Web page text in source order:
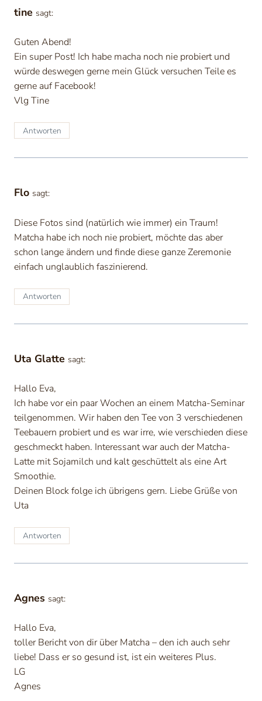
tine sagt:
Guten Abend!
Ein super Post! Ich habe macha noch nie probiert und
würde deswegen gerne mein Glück versuchen Teile es
gerne auf Facebook!
Vlg Tine
Antworten
Flo sagt:
Diese Fotos sind (natürlich wie immer) ein Traum!
Matcha habe ich noch nie probiert, möchte das aber
schon lange ändern und finde diese ganze Zeremonie
einfach unglaublich faszinierend.
Antworten
Uta Glatte sagt:
Hallo Eva,
Ich habe vor ein paar Wochen an einem Matcha-Seminar
teilgenommen. Wir haben den Tee von 3 verschiedenen
Teebauern probiert und es war irre, wie verschieden diese
geschmeckt haben. Interessant war auch der Matcha-
Latte mit Sojamilch und kalt geschüttelt als eine Art
Smoothie.
Deinen Block folge ich übrigens gern. Liebe Grüße von
Uta
Antworten
Agnes sagt:
Hallo Eva,
toller Bericht von dir über Matcha – den ich auch sehr
liebe! Dass er so gesund ist, ist ein weiteres Plus.
LG
Agnes